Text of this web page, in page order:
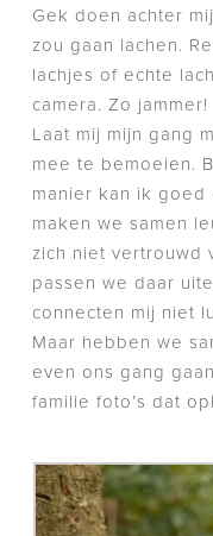
Gek doen achter
zou gaan lachen.
lachjes of echte
camera. Zo jammer!
Laat mij mijn gang
mee te bemoeien.
manier kan ik goed
maken we samen
zich niet vertrouwd
passen we daar
connecten mij niet
Maar hebben we
even ons gang
familie foto’s dat